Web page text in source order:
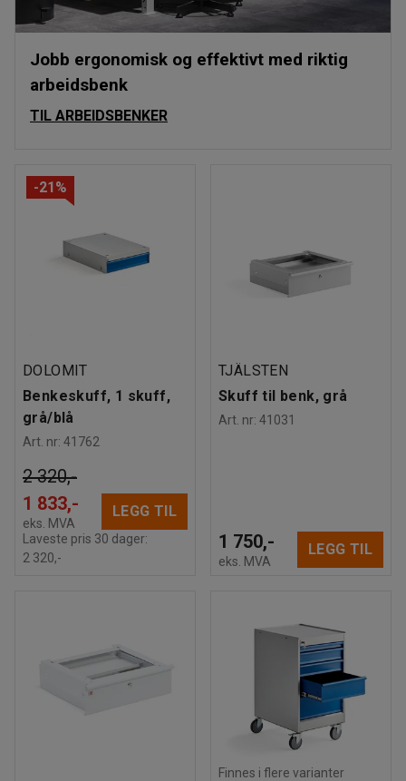
Jobb ergonomisk og effektivt med riktig
arbeidsbenk
TIL ARBEIDSBENKER
-21%
DOLOMIT
Benkeskuff, 1 skuff,
grå/blå
Art. nr: 41762
1 833,-
2 320,-
eks. MVA
LEGG TIL
Laveste pris 30 dager:
2 320,-
TJÄLSTEN
Skuff til benk, grå
Art. nr: 41031
1 750,-
eks. MVA
LEGG TIL
Finnes i flere varianter